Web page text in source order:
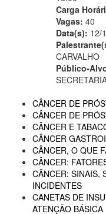
Carga
Vagas: 40
Data(s): 12/
CARVALHO
Público-
CÂNCER DE
CÂNCER DE
CÂNCER E
CÂNCER
CÂNCER, O QUE
CÂNCER:
CÂNCER: SINAIS,
INCIDENTES
CANETAS DE
ATENÇÃO BÁSICA